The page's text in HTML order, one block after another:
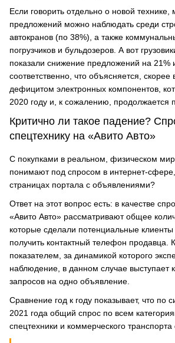
Если говорить отдельно о новой
предложений можно наблюдать среди
автокранов (по 38%), а также
погрузчиков и бульдозеров. А вот
показали снижение предложений на 21%
соответственно, что объясняется,
дефицитом электронных компонентов,
2020 году и, к сожалению, продолжается
Критично ли такое падение?
спецтехнику на «Авито Авто»
С покупками в реальном, физическом
понимают под спросом в интернет-
страницах портала с объявлениями?
Ответ на этот вопрос есть: в качестве
«Авито Авто» рассматривают общее
которые сделали потенциальные клиенты
получить контактный телефон продавца.
показателем, за динамикой которого
наблюдение, в данном случае выступает
запросов на одно объявление.
Сравнение год к году показывает, что по
2021 года общий спрос по всем
спецтехники и коммерческого транспорта